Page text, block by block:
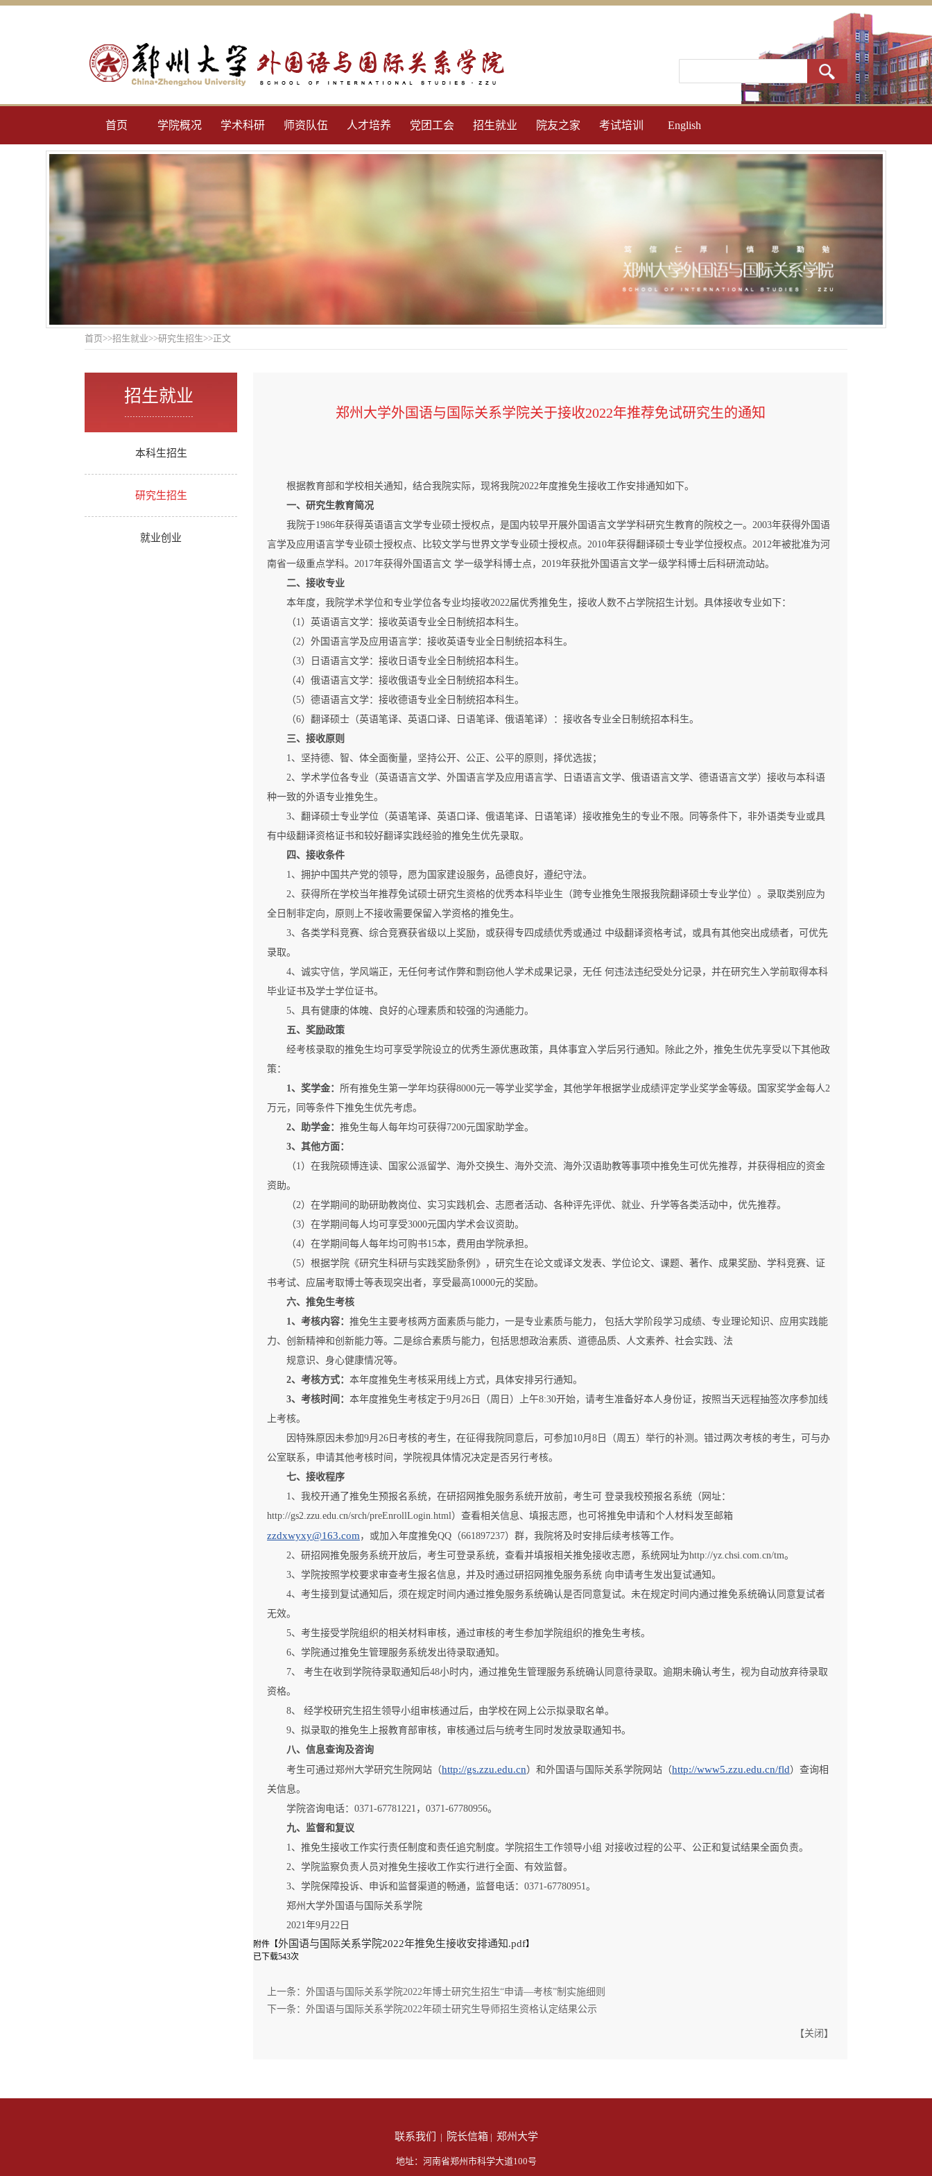
首页 学院概况 学术科研 师资队伍 人才培养 党团工会 招生就业 院友之家 考试培训 English
首页>>招生就业>>研究生招生>>正文
招生就业
本科生招生
研究生招生
就业创业
郑州大学外国语与国际关系学院关于接收2022年推荐免试研究生的通知
根据教育部和学校相关通知，结合我院实际，现将我院2022年度推免生接收工作安排通知如下。
一、研究生教育简况
我院于1986年获得英语语言文学专业硕士授权点，是国内较早开展外国语言文学学科研究生教育的院校之一。2003年获得外国语
言学及应用语言学专业硕士授权点、比较文学与世界文学专业硕士授权点。2010年获得翻译硕士专业学位授权点。2012年被批准为河
南省一级重点学科。2017年获得外国语言文 学一级学科博士点，2019年获批外国语言文学一级学科博士后科研流动站。
二、接收专业
本年度，我院学术学位和专业学位各专业均接收2022届优秀推免生，接收人数不占学院招生计划。具体接收专业如下：
（1）英语语言文学：接收英语专业全日制统招本科生。
（2）外国语言学及应用语言学：接收英语专业全日制统招本科生。
（3）日语语言文学：接收日语专业全日制统招本科生。
（4）俄语语言文学：接收俄语专业全日制统招本科生。
（5）德语语言文学：接收德语专业全日制统招本科生。
（6）翻译硕士（英语笔译、英语口译、日语笔译、俄语笔译）：接收各专业全日制统招本科生。
三、接收原则
1、坚持德、智、体全面衡量，坚持公开、公正、公平的原则，择优选拔；
2、学术学位各专业（英语语言文学、外国语言学及应用语言学、日语语言文学、俄语语言文学、德语语言文学）接收与本科语
种一致的外语专业推免生。
3、翻译硕士专业学位（英语笔译、英语口译、俄语笔译、日语笔译）接收推免生的专业不限。同等条件下，非外语类专业或具
有中级翻译资格证书和较好翻译实践经验的推免生优先录取。
四、接收条件
1、拥护中国共产党的领导，愿为国家建设服务，品德良好，遵纪守法。
2、获得所在学校当年推荐免试硕士研究生资格的优秀本科毕业生（跨专业推免生限报我院翻译硕士专业学位）。录取类别应为
全日制非定向，原则上不接收需要保留入学资格的推免生。
3、各类学科竞赛、综合竞赛获省级以上奖励，或获得专四成绩优秀或通过 中级翻译资格考试，或具有其他突出成绩者，可优先
录取。
4、诚实守信，学风端正，无任何考试作弊和剽窃他人学术成果记录，无任 何违法违纪受处分记录，并在研究生入学前取得本科
毕业证书及学士学位证书。
5、具有健康的体魄、良好的心理素质和较强的沟通能力。
五、奖励政策
经考核录取的推免生均可享受学院设立的优秀生源优惠政策，具体事宜入学后另行通知。除此之外，推免生优先享受以下其他政
策：
1、 奖学金： 所有推免生第一学年均获得8000元一等学业奖学金，其他学年根据学业成绩评定学业奖学金等级。国家奖学金每人2
万元，同等条件下推免生优先考虑。
2、助学金： 推免生每人每年均可获得7200元国家助学金。
3、其他方面：
（1）在我院硕博连读、国家公派留学、海外交换生、海外交流、海外汉语助教等事项中推免生可优先推荐，并获得相应的资金
资助。
（2）在学期间的助研助教岗位、实习实践机会、志愿者活动、各种评先评优、就业、升学等各类活动中，优先推荐。
（3）在学期间每人均可享受3000元国内学术会议资助。
（4）在学期间每人每年均可购书15本，费用由学院承担。
（5）根据学院《研究生科研与实践奖励条例》，研究生在论文或译文发表、学位论文、课题、著作、成果奖励、学科竞赛、证
书考试、应届考取博士等表现突出者，享受最高10000元的奖励。
六、推免生考核
1、考核内容： 推免生主要考核两方面素质与能力，一是专业素质与能力， 包括大学阶段学习成绩、专业理论知识、应用实践能
力、创新精神和创新能力等。二是综合素质与能力，包括思想政治素质、道德品质、人文素养、社会实践、法
规意识、身心健康情况等。
2、考核方式： 本年度推免生考核采用线上方式，具体安排另行通知。
3、考核时间： 本年度推免生考核定于9月26日（周日）上午8:30开始，请考生准备好本人身份证，按照当天远程抽签次序参加线
上考核。
因特殊原因未参加9月26日考核的考生，在征得我院同意后，可参加10月8日（周五）举行的补测。错过两次考核的考生，可与办
公室联系，申请其他考核时间，学院视具体情况决定是否另行考核。
七、接收程序
1、我校开通了推免生预报名系统，在研招网推免服务系统开放前，考生可 登录我校预报名系统（网址：
http://gs2.zzu.edu.cn/srch/preEnrollLogin.html）查看相关信息、填报志愿，也可将推免申请和个人材料发至邮箱
zzdxwyxy@163.com ，或加入年度推免QQ（661897237）群，我院将及时安排后续考核等工作。
2、研招网推免服务系统开放后，考生可登录系统，查看并填报相关推免接收志愿，系统网址为http://yz.chsi.com.cn/tm。
3、学院按照学校要求审查考生报名信息，并及时通过研招网推免服务系统 向申请考生发出复试通知。
4、考生接到复试通知后，须在规定时间内通过推免服务系统确认是否同意复试。未在规定时间内通过推免系统确认同意复试者
无效。
5、考生接受学院组织的相关材料审核，通过审核的考生参加学院组织的推免生考核。
6、学院通过推免生管理服务系统发出待录取通知。
7、 考生在收到学院待录取通知后48小时内，通过推免生管理服务系统确认同意待录取。逾期未确认考生，视为自动放弃待录取
资格。
8、 经学校研究生招生领导小组审核通过后，由学校在网上公示拟录取名单。
9、拟录取的推免生上报教育部审核，审核通过后与统考生同时发放录取通知书。
八、信息查询及咨询
考生可通过郑州大学研究生院网站（http://gs.zzu.edu.cn）和外国语与国际关系学院网站（http://www5.zzu.edu.cn/fld）查询相
关信息。
学院咨询电话：0371-67781221，0371-67780956。
九、监督和复议
1、推免生接收工作实行责任制度和责任追究制度。学院招生工作领导小组 对接收过程的公平、公正和复试结果全面负责。
2、学院监察负责人员对推免生接收工作实行进行全面、有效监督。
3、学院保障投诉、申诉和监督渠道的畅通，监督电话：0371-67780951。
郑州大学外国语与国际关系学院
2021年9月22日
附件【外国语与国际关系学院2022年推免生接收安排通知.pdf】
已下载543次
上一条： 外国语与国际关系学院2022年博士研究生招生“申请—考核”制实施细则
下一条： 外国语与国际关系学院2022年硕士研究生导师招生资格认定结果公示
【关闭 】
联系我们 | 院长信箱 | 郑州大学
地址：河南省郑州市科学大道100号